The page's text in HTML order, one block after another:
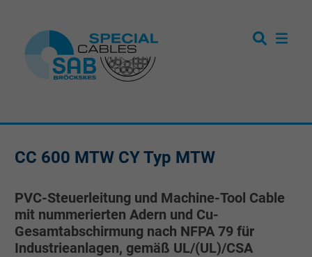
CC 600 MTW CY Typ MTW
PVC-Steuerleitung und Machine-Tool Cable
mit nummerierten Adern und Cu-
Gesamtabschirmung nach NFPA 79 für
Industrieanlagen, gemäß UL/(UL)/CSA